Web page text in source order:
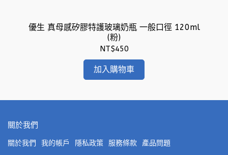
優生 真母感矽膠特護玻璃奶瓶 一般口徑 120ml
(粉)
NT$450
加入購物車
關於我們
關於我們 我的帳戶 隱私政策 服務條款 產品問題